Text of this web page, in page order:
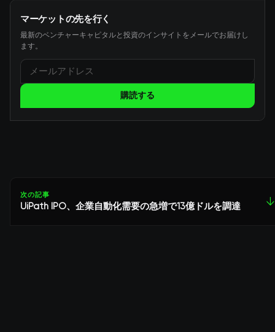
マーケットの先を行く
最新のベンチャーキャピタルと投資のインサイトをメールでお届けし
ます。
購読する
次の記事
UiPath IPO、企業自動化需要の急増で13億ドルを調達 ↓